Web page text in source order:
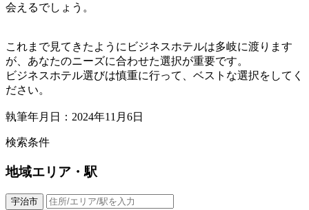
会えるでしょう。
これまで見てきたようにビジネスホテルは多岐に渡ります
が、あなたのニーズに合わせた選択が重要です。
ビジネスホテル選びは慎重に行って、ベストな選択をしてく
ださい。
執筆年月日：2024年11月6日
検索条件
地域エリア・駅
宇治市